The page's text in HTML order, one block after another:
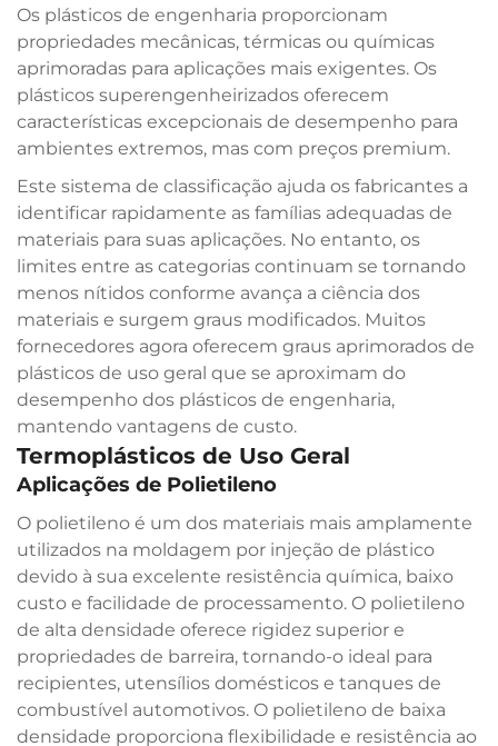
Os plásticos de engenharia proporcionam
propriedades mecânicas, térmicas ou químicas
aprimoradas para aplicações mais exigentes. Os
plásticos superengenheirizados oferecem
características excepcionais de desempenho para
ambientes extremos, mas com preços premium.
Este sistema de classificação ajuda os fabricantes a
identificar rapidamente as famílias adequadas de
materiais para suas aplicações. No entanto, os
limites entre as categorias continuam se tornando
menos nítidos conforme avança a ciência dos
materiais e surgem graus modificados. Muitos
fornecedores agora oferecem graus aprimorados de
plásticos de uso geral que se aproximam do
desempenho dos plásticos de engenharia,
mantendo vantagens de custo.
Termoplásticos de Uso Geral
Aplicações de Polietileno
O polietileno é um dos materiais mais amplamente
utilizados na moldagem por injeção de plástico
devido à sua excelente resistência química, baixo
custo e facilidade de processamento. O polietileno
de alta densidade oferece rigidez superior e
propriedades de barreira, tornando-o ideal para
recipientes, utensílios domésticos e tanques de
combustível automotivos. O polietileno de baixa
densidade proporciona flexibilidade e resistência ao